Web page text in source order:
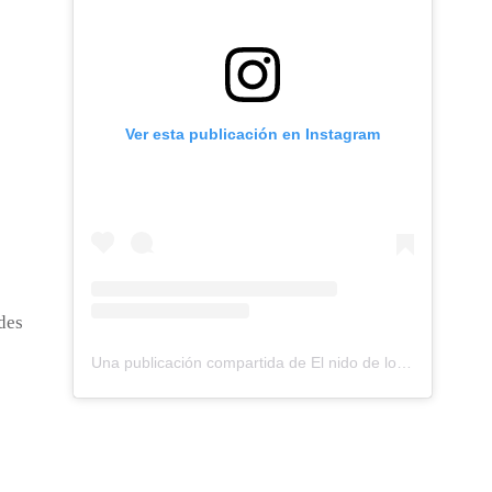
Ver esta publicación en Instagram